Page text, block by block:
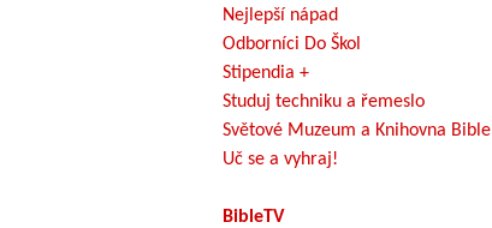
Nejlepší nápad
Odborníci Do Škol
Stipendia +
Studuj techniku a řemeslo
Světové Muzeum a Knihovna Bible
Uč se a vyhraj!
BibleTV